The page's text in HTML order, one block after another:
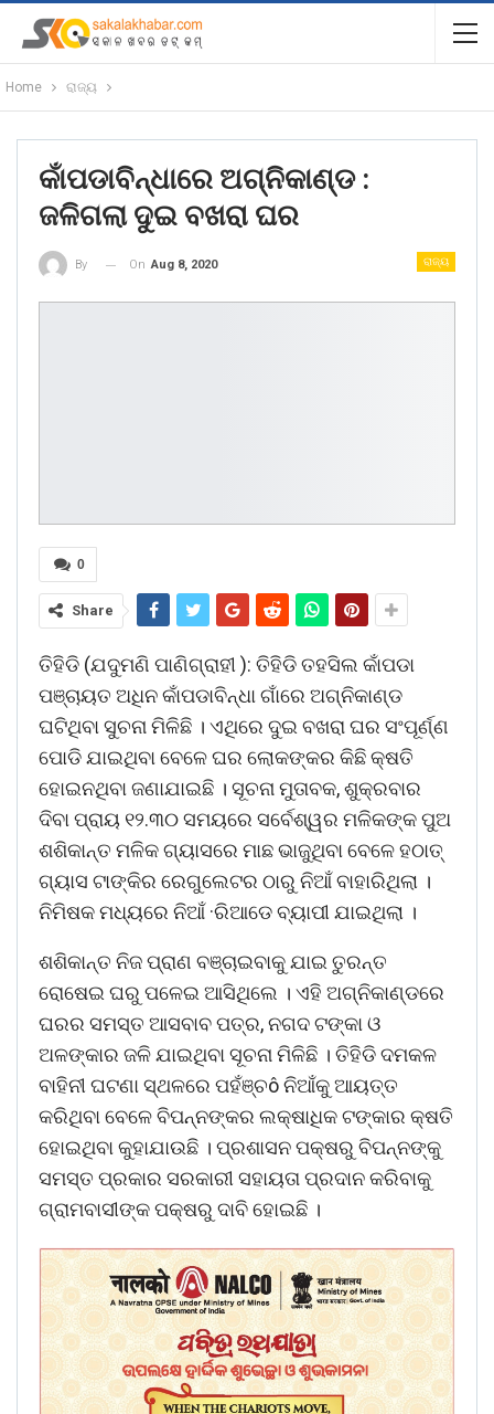
Home ରାଜ୍ୟ
କାଁପଡାବିନ୍ଧାରେ ଅଗ୍ନିକାଣ୍ଡ :
ଜଳିଗଲା ଦୁଇ ବଖରା ଘର
ରାଜ୍ୟ
By On Aug 8, 2020
0
Share
ତିହିଡି (ଯଦୁମଣି ପାଣିଗ୍ରାହୀ ): ତିହିଡି ତହସିଲ କାଁପଡା
ପଞ୍ଚାୟତ ଅଧିନ କାଁପଡାବିନ୍ଧା ଗାଁରେ ଅଗ୍ନିକାଣ୍ଡ
ଘଟିଥିବା ସୁଚନା ମିଳିଛି । ଏଥିରେ ଦୁଇ ବଖରା ଘର ସଂପୂର୍ଣ୍ଣ
ପୋଡି ଯାଇଥିବା ବେଳେ ଘର ଲୋକଙ୍କର କିଛି କ୍ଷତି
ହୋଇନଥିବା ଜଣାଯାଇଛି । ସୂଚନା ମୁତାବକ, ଶୁକ୍ରବାର
ଦିବା ପ୍ରାୟ ୧୨.୩୦ ସମୟରେ ସର୍ବେଶ୍ୱର ମଳିକଙ୍କ ପୁଅ
ଶଶିକାନ୍ତ ମଳିକ ଗ୍ୟାସରେ ମାଛ ଭାଜୁଥିବା ବେଳେ ହଠାତ୍
ଗ୍ୟାସ ଟାଙ୍କିର ରେଗୁଲେଟର ଠାରୁ ନିଆଁ ବାହାରିଥିଲା ।
ନିମିଷକ ମଧ୍ୟରେ ନିଆଁ ·ରିଆଡେ ବ୍ୟାପୀ ଯାଇଥିଲା ।
ଶଶିକାନ୍ତ ନିଜ ପ୍ରାଣ ବଞ୍ଚାଇବାକୁ ଯାଇ ତୁରନ୍ତ
ରୋଷେଇ ଘରୁ ପଳେଇ ଆସିଥିଲେ । ଏହି ଅଗ୍ନିକାଣ୍ଡରେ
ଘରର ସମସ୍ତ ଆସବାବ ପତ୍ର, ନଗଦ ଟଙ୍କା ଓ
ଅଳଙ୍କାର ଜଳି ଯାଇଥିବା ସୂଚନା ମିଳିଛି । ତିହିଡି ଦମକଳ
ବାହିନୀ ଘଟଣା ସ୍ଥଳରେ ପହଁଞ୍ଚô ନିଆଁକୁ ଆୟତ୍ତ
କରିଥିବା ବେଳେ ବିପନ୍ନଙ୍କର ଲକ୍ଷାଧିକ ଟଙ୍କାର କ୍ଷତି
ହୋଇଥିବା କୁହାଯାଉଛି । ପ୍ରଶାସନ ପକ୍ଷରୁ ବିପନ୍ନଙ୍କୁ
ସମସ୍ତ ପ୍ରକାର ସରକାରୀ ସହାୟତା ପ୍ରଦାନ କରିବାକୁ
ଗ୍ରାମବାସୀଙ୍କ ପକ୍ଷରୁ ଦାବି ହୋଇଛି ।